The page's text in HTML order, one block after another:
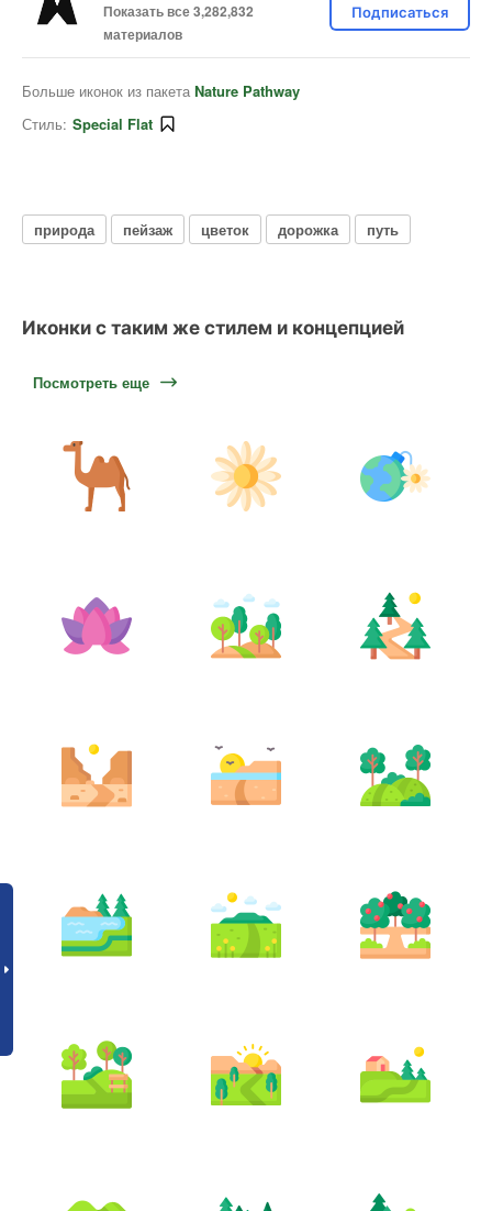
Показать все 3,282,832
материалов
Подписаться
Больше иконок из пакета Nature Pathway
Стиль: Special Flat
природа пейзаж цветок дорожка путь
Иконки с таким же стилем и концепцией
Посмотреть еще